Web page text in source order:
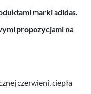
marki adidas.
propozycjami na
czerwieni, ciepła